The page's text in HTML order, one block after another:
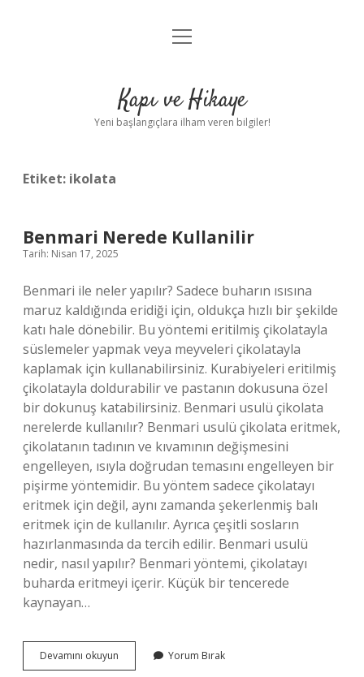
Anasayfa
Yasal Uyarı
menüyü
Kapı ve Hikaye
Yeni başlangıçlara ilham veren bilgiler!
Etiket: ikolata
Benmari Nerede Kullanilir
Tarih: Nisan 17, 2025
Benmari ile neler yapılır? Sadece buharın ısısına
maruz kaldığında eridiği için, oldukça hızlı bir şekilde
katı hale dönebilir. Bu yöntemi eritilmiş çikolatayla
süslemeler yapmak veya meyveleri çikolatayla
kaplamak için kullanabilirsiniz. Kurabiyeleri eritilmiş
çikolatayla doldurabilir ve pastanın dokusuna özel
bir dokunuş katabilirsiniz. Benmari usulü çikolata
nerelerde kullanılır? Benmari usulü çikolata eritmek,
çikolatanın tadının ve kıvamının değişmesini
engelleyen, ısıyla doğrudan temasını engelleyen bir
pişirme yöntemidir. Bu yöntem sadece çikolatayı
eritmek için değil, aynı zamanda şekerlenmiş balı
eritmek için de kullanılır. Ayrıca çeşitli sosların
hazırlanmasında da tercih edilir. Benmari usulü
nedir, nasıl yapılır? Benmari yöntemi, çikolatayı
buharda eritmeyi içerir. Küçük bir tencerede
kaynayan…
Devamını okuyun Benmari
Nerede
Yorum Bırak